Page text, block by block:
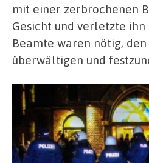
mit einer zerbrochenen
Gesicht und verletzte
Beamte waren nötig,
überwältigen und